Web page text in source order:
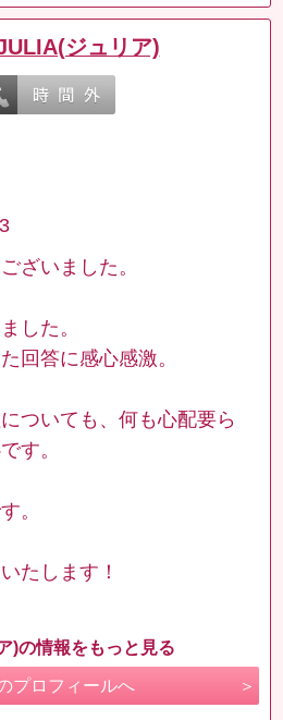
ジュリア)
ざいました。
した。
回答に感心感激。
ついても、何も心配要ら
す。
。
たします！
)の情報をもっと見る
プロフィールへ